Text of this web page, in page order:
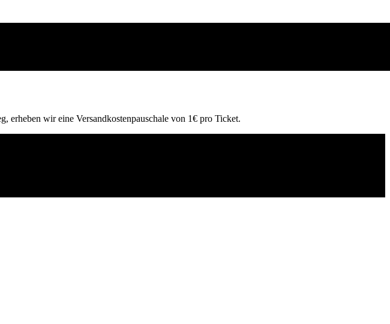
erheben wir eine Versandkostenpauschale von 1€ pro Ticket.